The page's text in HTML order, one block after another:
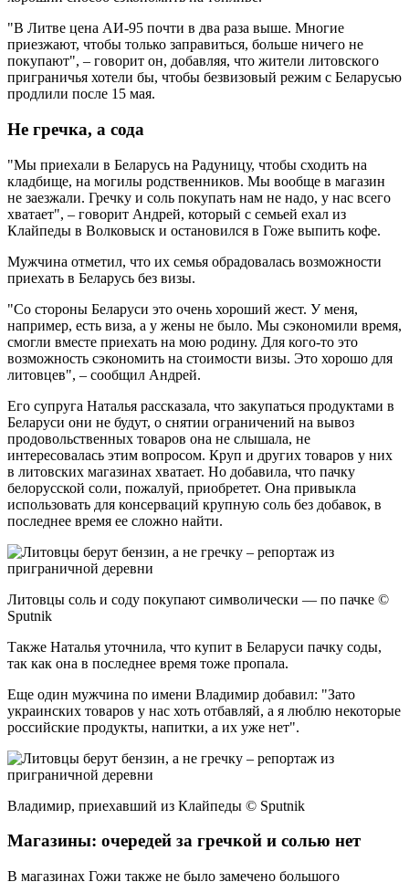
"В Литве цена АИ-95 почти в два раза выше. Многие
приезжают, чтобы только заправиться, больше ничего не
покупают", – говорит он, добавляя, что жители литовского
приграничья хотели бы, чтобы безвизовый режим с Беларусью
продлили после 15 мая.
Не гречка, а сода
"Мы приехали в Беларусь на Радуницу, чтобы сходить на
кладбище, на могилы родственников. Мы вообще в магазин
не заезжали. Гречку и соль покупать нам не надо, у нас всего
хватает", – говорит Андрей, который с семьей ехал из
Клайпеды в Волковыск и остановился в Гоже выпить кофе.
Мужчина отметил, что их семья обрадовалась возможности
приехать в Беларусь без визы.
"Со стороны Беларуси это очень хороший жест. У меня,
например, есть виза, а у жены не было. Мы сэкономили время,
смогли вместе приехать на мою родину. Для кого-то это
возможность сэкономить на стоимости визы. Это хорошо для
литовцев", – сообщил Андрей.
Его супруга Наталья рассказала, что закупаться продуктами в
Беларуси они не будут, о снятии ограничений на вывоз
продовольственных товаров она не слышала, не
интересовалась этим вопросом. Круп и других товаров у них
в литовских магазинах хватает. Но добавила, что пачку
белорусской соли, пожалуй, приобретет. Она привыкла
использовать для консерваций крупную соль без добавок, в
последнее время ее сложно найти.
Литовцы соль и соду покупают символически — по пачке ©
Sputnik
Также Наталья уточнила, что купит в Беларуси пачку соды,
так как она в последнее время тоже пропала.
Еще один мужчина по имени Владимир добавил: "Зато
украинских товаров у нас хоть отбавляй, а я люблю некоторые
российские продукты, напитки, а их уже нет".
Владимир, приехавший из Клайпеды © Sputnik
Магазины: очередей за гречкой и солью нет
В магазинах Гожи также не было замечено большого